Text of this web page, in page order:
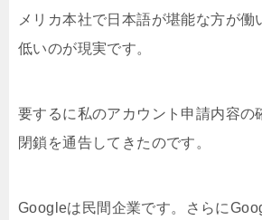
メリカ本社で日本語が堪能な方が働
低いのが現実です。
要するに私のアカウント申請内容の
閉鎖を通告してきたのです。
Googleは民間企業です。さらに